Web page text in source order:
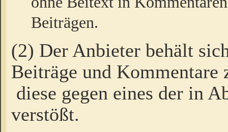
Beiträgen.
(2) Der Anbieter behält
Beiträge und Kommentare
diese gegen eines der in
verstößt.